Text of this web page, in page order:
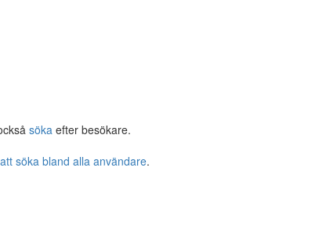
söka efter besökare.
söka bland alla användare.